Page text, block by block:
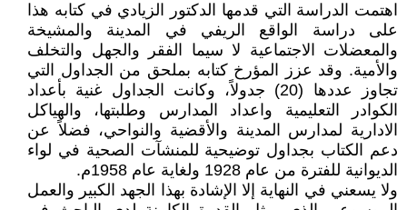
اهتمت الدراسة التي قدمها الدكتور الزيادي في كتابه هذا
على دراسة الواقع الريفي في المدينة والمشيخة
والمعضلات الاجتماعية لا سيما الفقر والجهل والتخلف
والأمية. وقد عزز المؤرخ كتابه بملحق من الجداول التي
تجاوز عددها (20) جدولاً، وكانت الجداول غنية بأعداد
الكوادر التعليمية واعداد المدارس وطلبتها، والهياكل
الادارية لمدارس المدينة والأقضية والنواحي، فضلاً عن
دعم الكتاب بجداول توضيحية للمنشآت الصحية في لواء
الديوانية للفترة من عام 1928 ولغاية عام 1958م.
ولا يسعني في النهاية إلا الإشادة بهذا الجهد الكبير والعمل